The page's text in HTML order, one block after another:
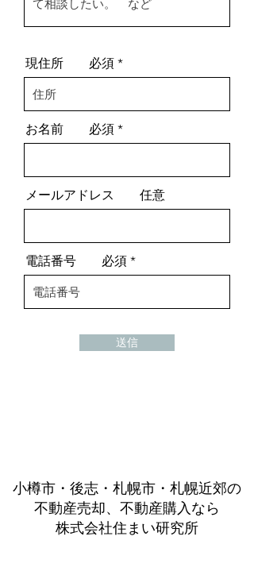
現住所 必須
お名前 必須
メールアドレス 任意
電話番号 必須
送信
小樽市・後志・札幌市・札幌近郊の
不動産売却、不動産購入なら
株式会社住まい研究所